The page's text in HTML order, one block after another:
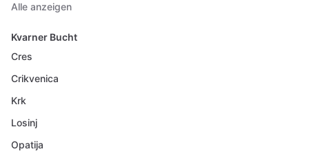
Alle anzeigen
Kvarner Bucht
Cres
Crikvenica
Krk
Losinj
Opatija